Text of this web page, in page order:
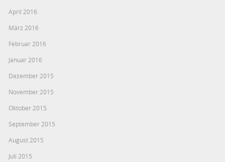
April 2016
März 2016
Februar 2016
Januar 2016
Dezember 2015
November 2015
Oktober 2015
September 2015
August 2015
Juli 2015